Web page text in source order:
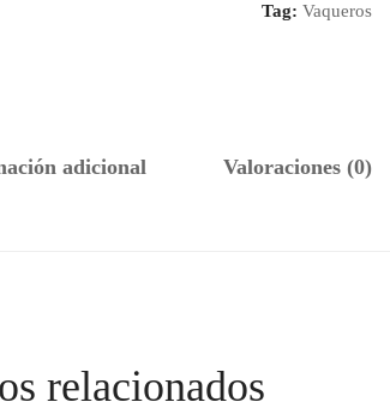
Tag: Vaqueros
adicional Valoraciones (0)
relacionados